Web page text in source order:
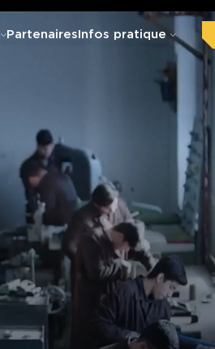
Partenaires Infos pratique
Cinémas partenaires
Contact presse